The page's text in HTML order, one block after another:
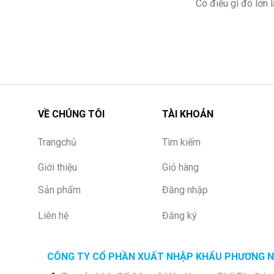
Có điều gì đó lớn
VỀ CHÚNG TÔI
Trangchủ
Giới thiệu
Sản phẩm
Liên hệ
TÀI KHOẢN
Tìm kiếm
Giỏ hàng
Đăng nhập
Đăng ký
CÔNG TY CỔ PHẦN XUẤT NHẬP KHẨU PHƯƠNG